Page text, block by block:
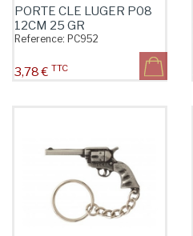
PORTE CLE LUGER P08
12CM 25 GR
Reference: PC952
Prix
3,78 € TTC